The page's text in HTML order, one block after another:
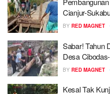
Cianjur-
BY RED MAGNET
Sabar! Tahun
Desa
BY RED MAGNET
Kesal Tak